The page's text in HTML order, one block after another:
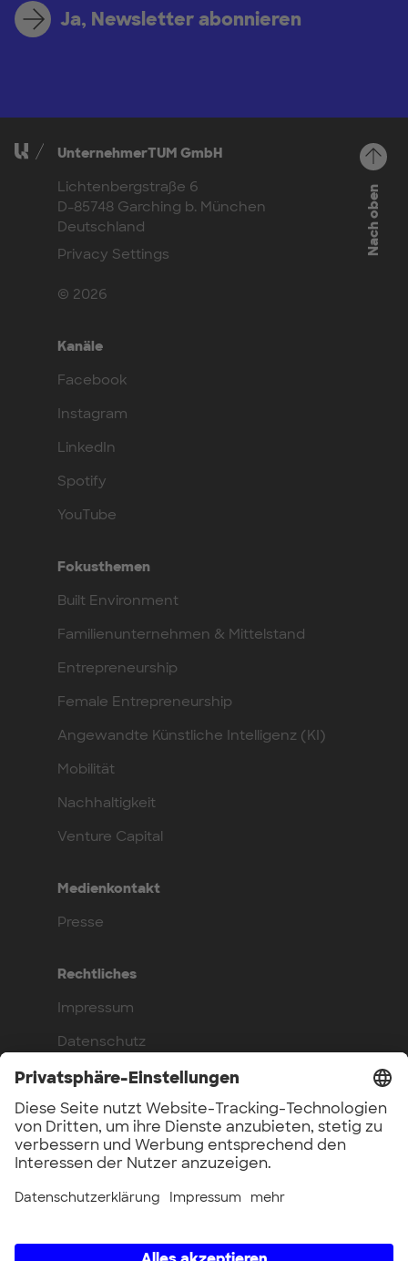
Ja, Newsletter abonnieren
UnternehmerTUM GmbH
Lichtenbergstraße 6
D-85748 Garching b. München
Deutschland
Privacy Settings
© 2026
Kanäle
Facebook
Instagram
LinkedIn
Spotify
YouTube
Fokusthemen
Built Environment
Familienunternehmen & Mittelstand
Entrepreneurship
Female Entrepreneurship
Angewandte Künstliche Intelligenz (KI)
Mobilität
Nachhaltigkeit
Venture Capital
Medienkontakt
Presse
Rechtliches
Impressum
Datenschutz
Compliance
Arbeite bei uns
Benefits
Offene Stellen
Nach oben
UnternehmerTUM GmbH × UnternehmerTUM Projekt GmbH ×